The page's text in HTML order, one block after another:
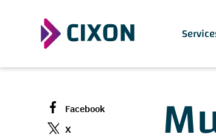
Facebook
X